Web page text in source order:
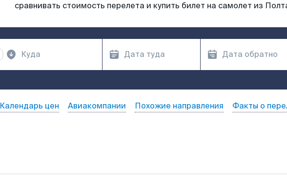
сравнивать стоимость перелета и купить билет на самолет из
Календарь цен Авиакомпании Похожие направления Факты о